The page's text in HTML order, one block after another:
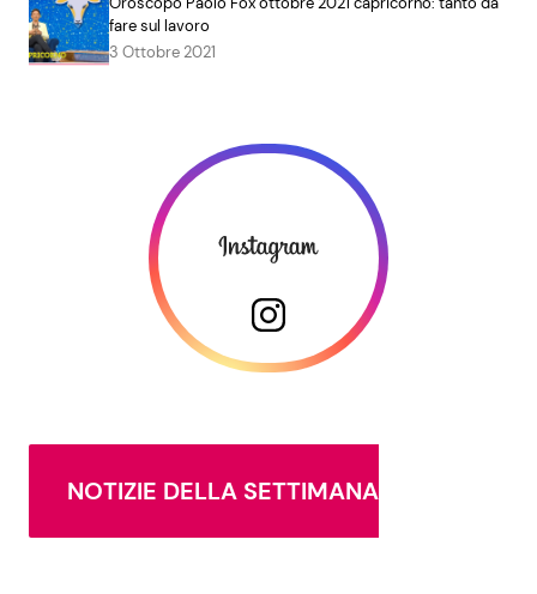
fare sul lavoro
3 Ottobre 2021
NOTIZIE DELLA SETTIMANA